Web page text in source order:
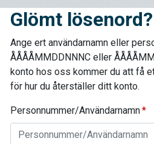
Glömt lösenord?
Ange ert användarnamn eller
ÅÅÅÅMMDDNNNC eller
konto hos oss kommer du att få
för hur du återställer ditt konto.
Personnummer/Användarnamn